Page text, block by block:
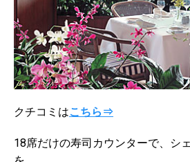
クチコミはこちら⇒
18席だけの寿司カウンターで、シ